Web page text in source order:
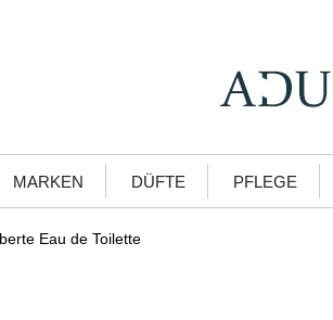
MARKEN DÜFTE PFLEGE
Eau de Toilette